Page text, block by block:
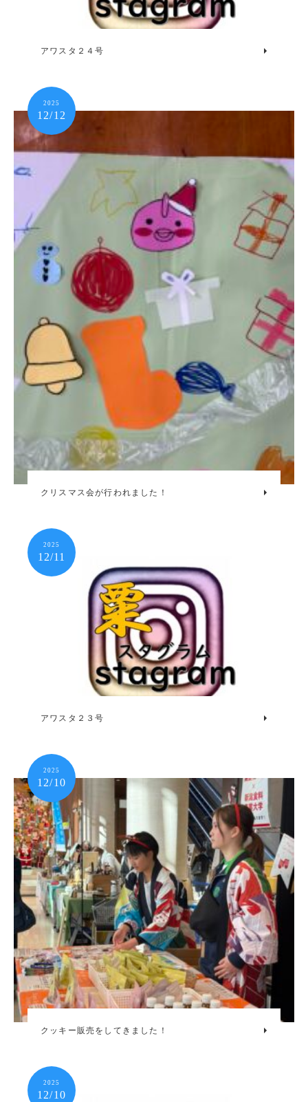
アワスタ２４号
2025
12/12
クリスマス会が行われました！
2025
12/11
アワスタ２３号
2025
12/10
クッキー販売をしてきました！
2025
12/10